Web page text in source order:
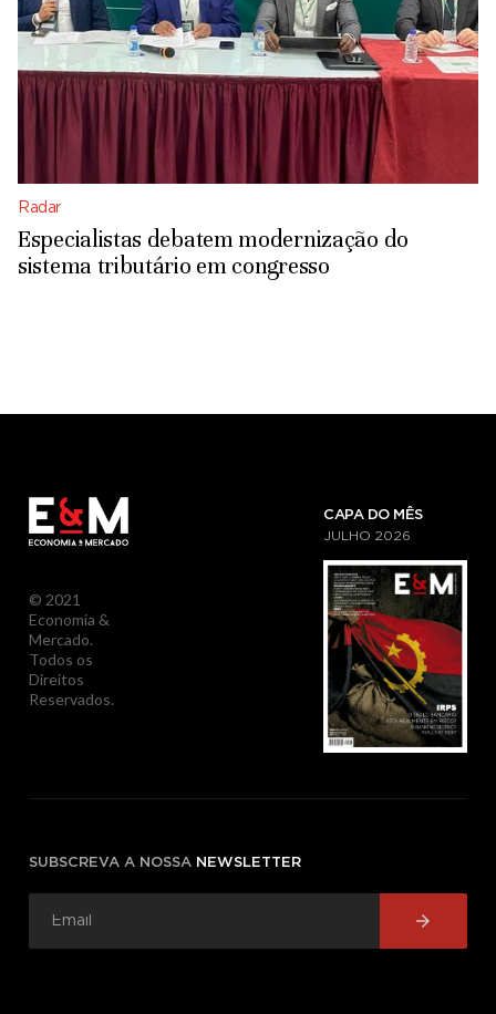
Radar
Especialistas debatem modernização do
sistema tributário em congresso
© 2021
Economia &
Mercado.
Todos os
Direitos
Reservados.
CAPA DO MÊS
JULHO 2026
SUBSCREVA A NOSSA NEWSLETTER